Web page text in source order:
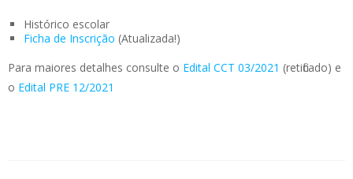
Histórico escolar
Ficha de Inscrição (Atualizada!)
Para maiores detalhes consulte o Edital CCT 03/2021 (retificado) e
o Edital PRE 12/2021